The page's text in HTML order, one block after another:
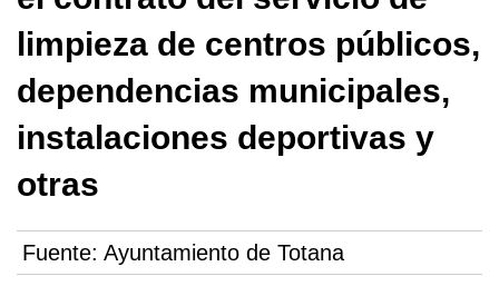
limpieza de centros públicos,
dependencias municipales,
instalaciones deportivas y
otras
Fuente: Ayuntamiento de Totana